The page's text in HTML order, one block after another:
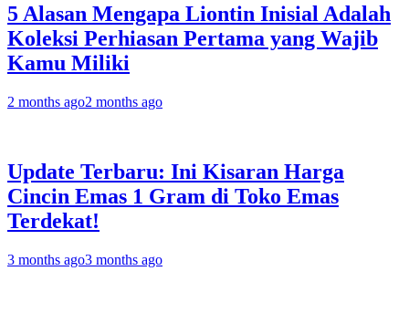
5 Alasan Mengapa Liontin Inisial Adalah
Koleksi Perhiasan Pertama yang Wajib
Kamu Miliki
2 months ago2 months ago
Update Terbaru: Ini Kisaran Harga
Cincin Emas 1 Gram di Toko Emas
Terdekat!
3 months ago3 months ago